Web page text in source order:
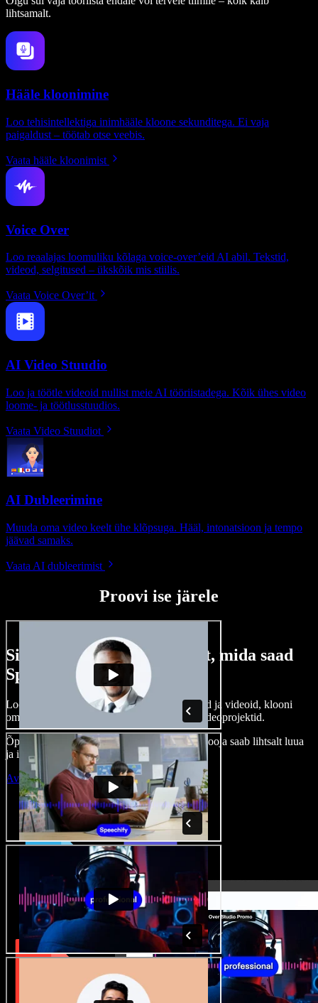
lihtsamalt.
Hääle kloonimine
Loo tehisintellektiga inimhääle kloone sekunditega. Ei vaja
paigaldust – töötab otse veebis.
Vaata hääle kloonimist
Voice Over
Loo reaalajas loomuliku kõlaga voice-over’eid AI abil. Tekstid,
videod, selgitused – ükskõik mis stiilis.
Vaata Voice Over’it
AI Video Stuudio
Loo ja töötle videoid nullist meie AI tööriistadega. Kõik ühes video
loome- ja töötlusstuudios.
Vaata Video Stuudiot
AI Dubleerimine
Muuda oma video keelt ühe klõpsuga. Hääl, intonatsioon ja tempo
jäävad samaks.
Vaata AI dubleerimist
Proovi ise järele
Siin on vaid väike osa sellest, mida saad
Speechify Studioga teha.
Loo voice-over’eid, kasuta tasuta pilte, helisid ja videoid, klooni
oma häält ja pane kokku terviklikud audio-videoprojektid.
Õppimiskõver puudub, kõik töötab veebis – looja saab lihtsalt luua
ja ideed kiiresti ellu viia.
Ava Studio